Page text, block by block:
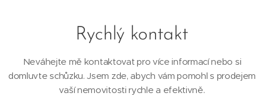
Rychlý kontakt
Neváhejte mě kontaktovat pro více informací nebo si
domluvte schůzku. Jsem zde, abych vám pomohl s prodejem
vaší nemovitosti rychle a efektivně.